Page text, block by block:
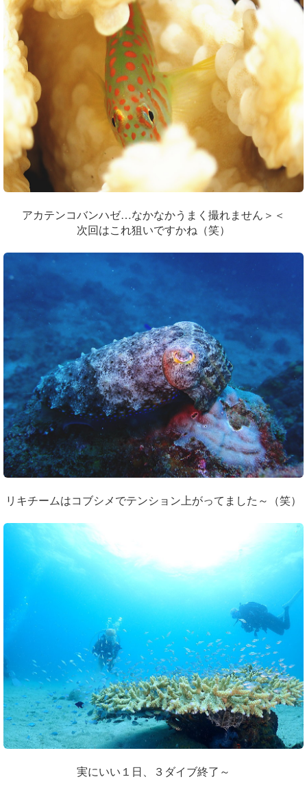
アカテンコバンハゼ…なかなかうまく撮れません＞＜
次回はこれ狙いですかね（笑）
リキチームはコブシメでテンション上がってました～（笑）
実にいい１日、３ダイブ終了～